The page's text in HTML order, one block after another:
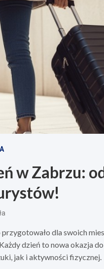
w Zabrzu:
dla swoich
dzień to nowa okazja
jak i aktywności fizycznej.